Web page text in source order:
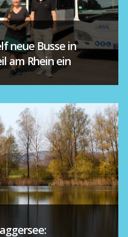
neue Busse in
am Rhein ein